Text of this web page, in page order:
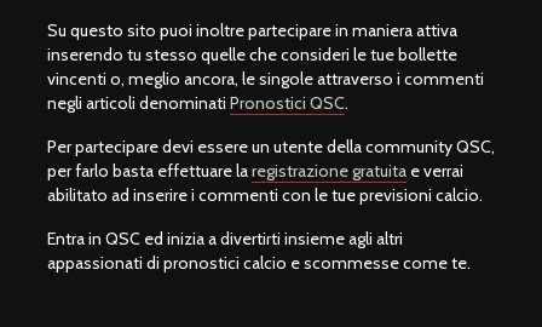
Su questo sito puoi inoltre partecipare in maniera attiva
inserendo tu stesso quelle che consideri le tue bollette
vincenti o, meglio ancora, le singole attraverso i commenti
negli articoli denominati Pronostici QSC.
Per partecipare devi essere un utente della community QSC,
per farlo basta effettuare laregistrazione gratuita e verrai
abilitato ad inserire i commenti con le tue previsioni calcio.
Entra in QSC ed inizia a divertirti insieme agli altri
appassionati di pronostici calcio e scommesse come te.